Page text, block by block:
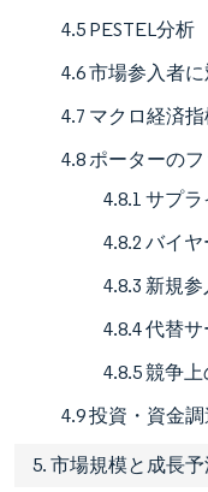
4.5 PESTEL分析
4.6 市場参入者
4.7 マクロ経済
4.8 ポーターの
4.8.1 サプ
4.8.2 バイ
4.8.3 新規
4.8.4 代替
4.8.5 競争
4.9 投資・資金
5. 市場規模と成長予